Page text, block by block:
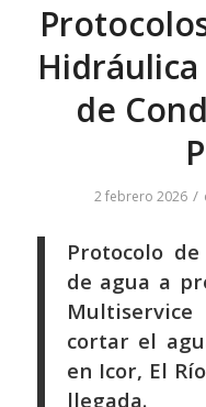
de
2 febrero 2026 /
Protocolo
de agua a
cortar el
en Icor, El
llegada.